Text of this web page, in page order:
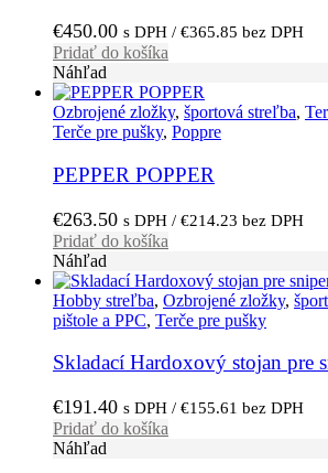
€450.00 s DPH / €365.85 bez DPH
Pridať do košíka
Náhľad
Ozbrojené zložky, športová streľba,
Terče pre pušky, Poppre
PEPPER POPPER
€263.50 s DPH / €214.23 bez DPH
Pridať do košíka
Náhľad
Hobby streľba, Ozbrojené zložky,
pištole a PPC, Terče pre pušky
Skladací Hardoxový stojan pre
€191.40 s DPH / €155.61 bez DPH
Pridať do košíka
Náhľad